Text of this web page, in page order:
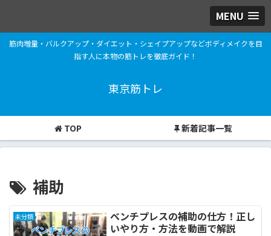
MENU
筋肉増量・バルクアップ・ダイエット・シェイプアップなどボディメイクを目
指す人に本物の筋トレを徹底ガイド！
東京筋トレ
TOP 新着記事一覧
補助
未分類
ベンチプレスの補助の仕方！正し
いやり方・方法を動画で解説